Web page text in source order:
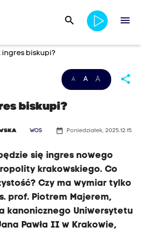
search menu
ingres biskupi?
A A A share
biskupi?
WOS date_range Poniedziałek, 2025.12.15
się ingres nowego
krakowskiego. Co
Czy ma wymiar tylko
prof. Piotrem Majerem,
kanonicznego Uniwersytetu
Pawła II w Krakowie,